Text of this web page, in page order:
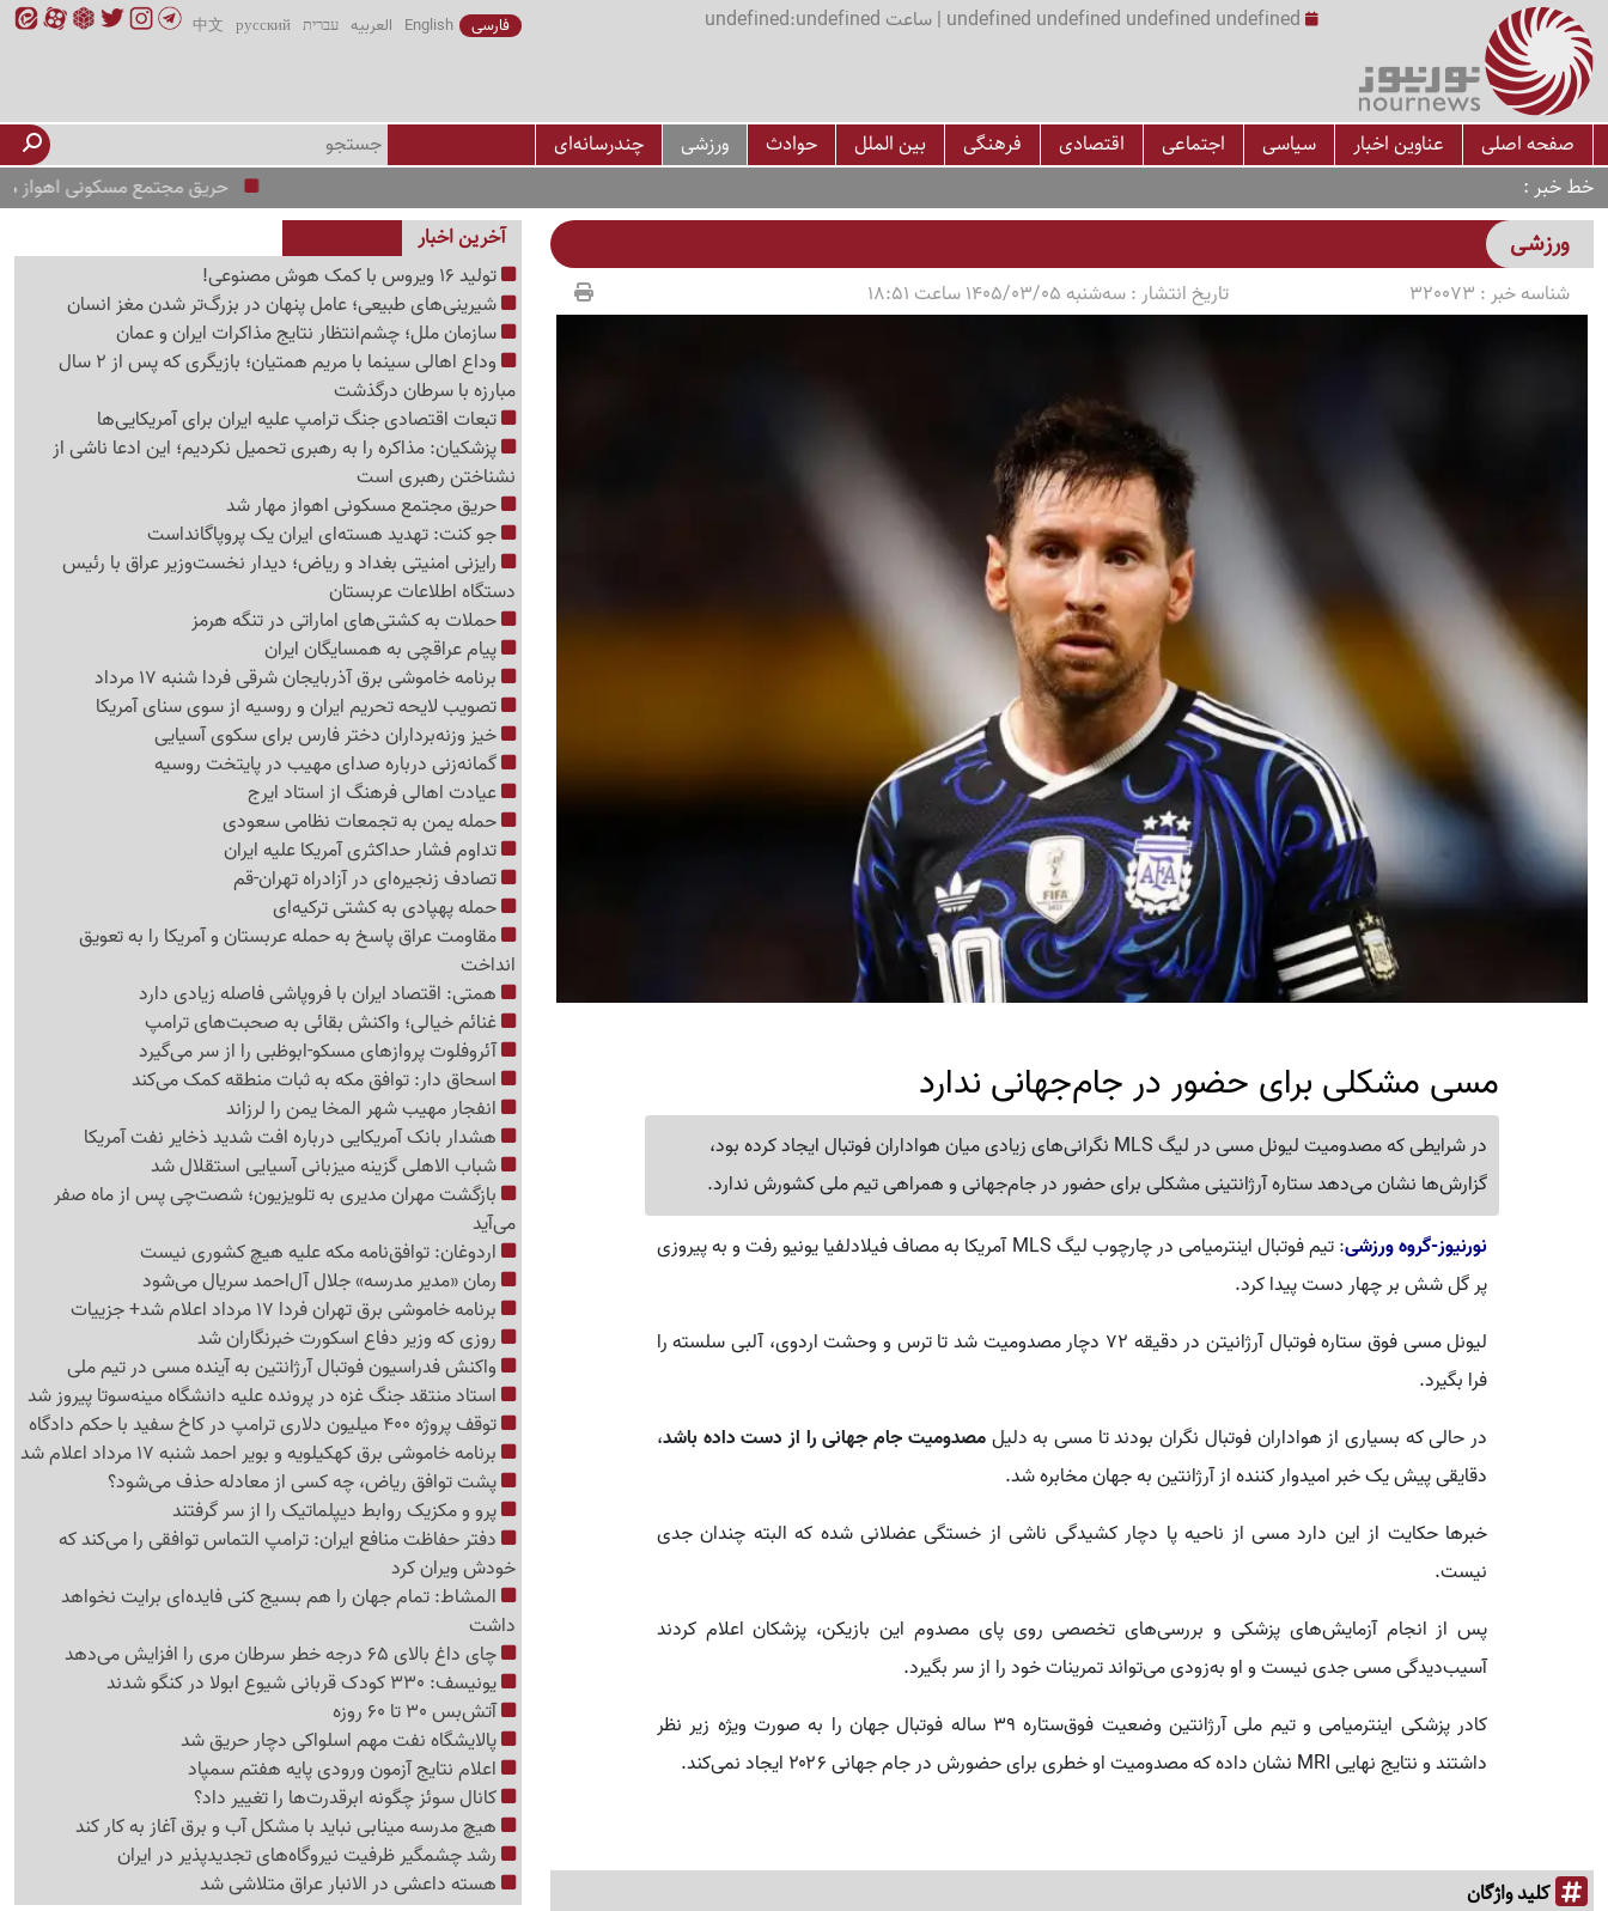
undefined undefined undefined undefined | ساعت undefined:undefined فارسی English العربیه עברית русский
中文
صفحه اصلی عناوین اخبار سیاسی اجتماعی اقتصادی فرهنگی بین الملل حوادث ورزشی
چندرسانه‌ای
خط خبر
حریق مجتمع مسکونی اهواز مهار
ورزشی
شناسه خبر : 320073 تاریخ انتشار :سه‌شنبه 1405/03/05 ساعت 18:51
مسی مشکلی برای حضور در جام‌جهانی ندارد
در شرایطی که مصدومیت لیونل مسی در لیگ MLS نگرانی‌های زیادی میان هواداران فوتبال ایجاد کرده بود،
گزارش‌ها نشان می‌دهد ستاره آرژانتینی مشکلی برای حضور در جام‌جهانی و همراهی تیم ملی کشورش ندارد.
نورنیوز-گروه ورزشی
: تیم فوتبال اینترمیامی در چارچوب لیگ MLS آمریکا به مصاف فیلادلفیا یونیو رفت و به پیروزی
پر گل شش بر چهار دست پیدا کرد.
لیونل مسی فوق ستاره فوتبال آرژانیتن در دقیقه ۷۲ دچار مصدومیت شد تا ترس و وحشت اردوی، آلبی سلسته را
فرا بگیرد.
در حالی که بسیاری از هواداران فوتبال نگران بودند تا مسی به دلیلمصدومیت جام جهانی را از دست داده باشد،
دقایقی پیش یک خبر امیدوار کننده از آرژانتین به جهان مخابره شد.
خبرها حکایت از این دارد مسی از ناحیه پا دچار کشیدگی ناشی از خستگی عضلانی شده که البته چندان جدی
نیست.
پس از انجام آزمایش‌های پزشکی و بررسی‌های تخصصی روی پای مصدوم این بازیکن، پزشکان اعلام کردند
آسیب‌دیدگی مسی جدی نیست و او به‌زودی می‌تواند تمرینات خود را از سر بگیرد.
کادر پزشکی اینترمیامی و تیم ملی آرژانتین وضعیت فوق‌ستاره ۳۹ ساله فوتبال جهان را به صورت ویژه زیر نظر
داشتند و نتایج نهایی MRI نشان داده که مصدومیت او خطری برای حضورش در جام جهانی ۲۰۲۶ ایجاد نمی‌کند.
کلید واژگان
آخرین اخبار
تولید 16 ویروس با کمک هوش مصنوعی!
شیرینی‌های طبیعی؛ عامل پنهان در بزرگ‌تر شدن مغز انسان
سازمان ملل؛ چشم‌انتظار نتایج مذاکرات ایران و عمان
وداع اهالی سینما با مریم همتیان؛ بازیگری که پس از 2 سال
مبارزه با سرطان درگذشت
تبعات اقتصادی جنگ ترامپ علیه ایران برای آمریکایی‌ها
پزشکیان: مذاکره را به رهبری تحمیل نکردیم؛ این ادعا ناشی از
نشناختن رهبری است
حریق مجتمع مسکونی اهواز مهار شد
جو کنت: تهدید هسته‌ای ایران یک پروپاگانداست
رایزنی امنیتی بغداد و ریاض؛ دیدار نخست‌وزیر عراق با رئیس
دستگاه اطلاعات عربستان
حملات به کشتی‌های اماراتی در تنگه هرمز
پیام عراقچی به همسایگان ایران
برنامه خاموشی برق آذربایجان شرقی فردا شنبه 17 مرداد
تصویب لایحه تحریم ایران و روسیه از سوی سنای آمریکا
خیز وزنه‌برداران دختر فارس برای سکوی آسیایی
گمانه‌زنی درباره صدای مهیب در پایتخت روسیه
عیادت اهالی فرهنگ از استاد ایرج
حمله یمن به تجمعات نظامی سعودی
تداوم فشار حداکثری آمریکا علیه ایران
تصادف زنجیره‌ای در آزادراه تهران-قم
حمله پهپادی به کشتی ترکیه‌ای
مقاومت عراق پاسخ به حمله عربستان و آمریکا را به تعویق
انداخت
همتی: اقتصاد ایران با فروپاشی فاصله زیادی دارد
غنائم خیالی؛ واکنش بقائی به صحبت‌های ترامپ
آئروفلوت پروازهای مسکو-ابوظبی را از سر می‌گیرد
اسحاق دار: توافق مکه به ثبات منطقه کمک می‌کند
انفجار مهیب شهر المخا یمن را لرزاند
هشدار بانک آمریکایی درباره افت شدید ذخایر نفت آمریکا
شباب الاهلی گزینه میزبانی آسیایی استقلال شد
بازگشت مهران مدیری به تلویزیون؛ شصت‌چی پس از ماه صفر
می‌آید
اردوغان: توافق‌نامه مکه علیه هیچ کشوری نیست
رمان «مدیر مدرسه» جلال آل‌احمد سریال می‌شود
برنامه خاموشی برق تهران فردا 17 مرداد اعلام شد+ جزییات
روزی که وزیر دفاع اسکورت خبرنگاران شد
واکنش فدراسیون فوتبال آرژانتین به آینده مسی در تیم ملی
استاد منتقد جنگ غزه در پرونده علیه دانشگاه مینه‌سوتا پیروز شد
توقف پروژه 400 میلیون دلاری ترامپ در کاخ سفید با حکم دادگاه
برنامه خاموشی برق کهکیلویه و بویر احمد شنبه 17 مرداد اعلام شد
پشت توافق ریاض، چه کسی از معادله حذف می‌شود؟
پرو و مکزیک روابط دیپلماتیک را از سر گرفتند
دفتر حفاظت منافع ایران: ترامپ التماس توافقی را می‌کند که
خودش ویران کرد
المشاط: تمام جهان را هم بسیج کنی فایده‌ای برایت نخواهد
داشت
چای داغ بالای 65 درجه خطر سرطان مری را افزایش می‌دهد
یونیسف: 330 کودک قربانی شیوع ابولا در کنگو شدند
آتش‌بس 30 تا 60 روزه
پالایشگاه نفت مهم اسلواکی دچار حریق شد
اعلام نتایج آزمون ورودی پایه هفتم سمپاد
کانال سوئز چگونه ابرقدرت‌ها را تغییر داد؟
هیچ مدرسه مینابی نباید با مشکل آب و برق آغاز به کار کند
رشد چشمگیر ظرفیت نیروگاه‌های تجدیدپذیر در ایران
هسته داعشی در الانبار عراق متلاشی شد